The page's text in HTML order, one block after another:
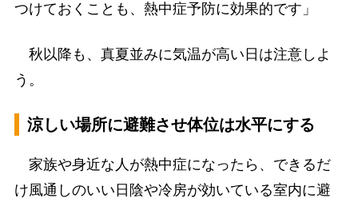
つけておくことも、熱中症予防に効果的です」
秋以降も、真夏並みに気温が高い日は注意しよ
う。
涼しい場所に避難させ体位は水平にする
家族や身近な人が熱中症になったら、できるだ
け風通しのいい日陰や冷房が効いている室内に避